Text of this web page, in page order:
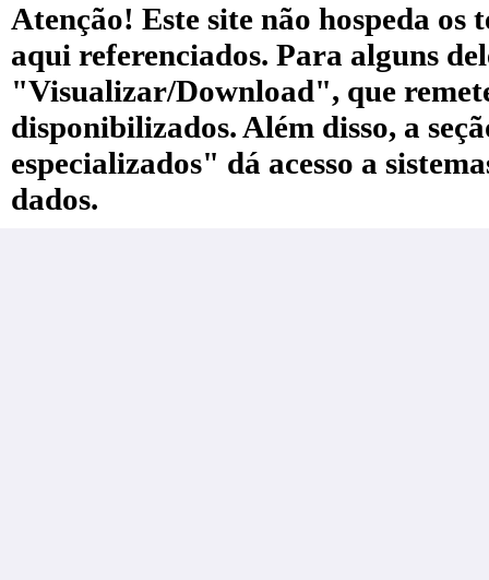
Atenção! Este site não hospeda
aqui referenciados. Para alguns
"Visualizar/Download", que
disponibilizados. Além disso, a
especializados" dá acesso a
dados.